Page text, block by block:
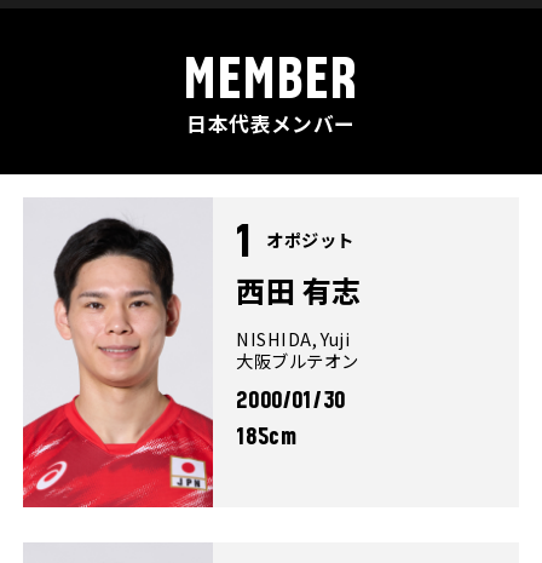
MEMBER
日本代表メンバー
1 オポジット
西田 有志
NISHIDA, Yuji
大阪ブルテオン
2000/01/30
185cm